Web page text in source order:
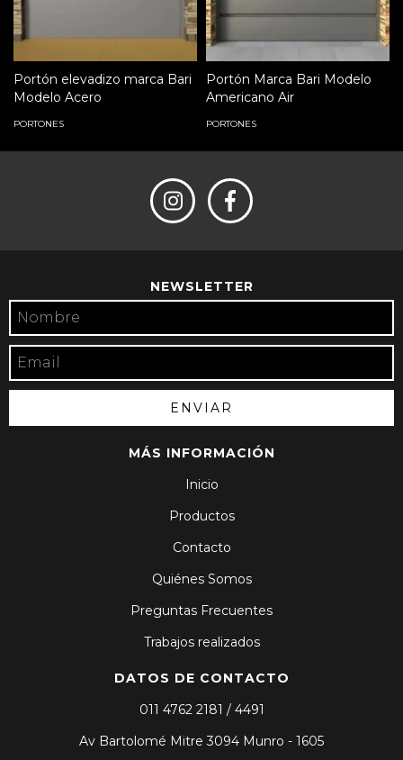
Portón elevadizo marca Bari
Modelo Acero
PORTONES
Portón Marca Bari Modelo
Americano Air
PORTONES
NEWSLETTER
MÁS INFORMACIÓN
Inicio
Productos
Contacto
Quiénes Somos
Preguntas Frecuentes
Trabajos realizados
DATOS DE CONTACTO
011 4762 2181 / 4491
Av Bartolomé Mitre 3094 Munro - 1605